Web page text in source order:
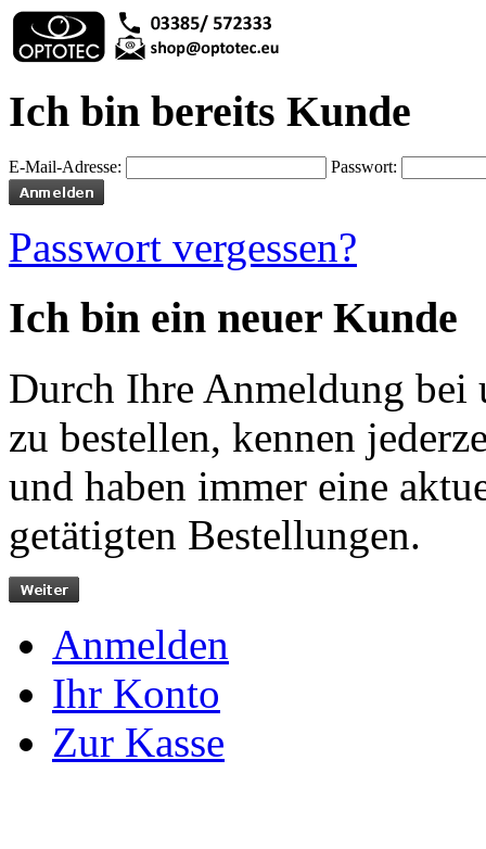
Ich bin bereits Kunde
E-Mail-Adresse: Passwort:
Passwort vergessen?
Ich bin ein neuer Kunde
Durch Ihre Anmeldung bei
zu bestellen, kennen
und haben immer eine
getätigten Bestellungen.
Anmelden
Ihr Konto
Zur Kasse